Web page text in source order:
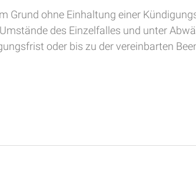
ohne Einhaltung einer
des Einzelfalles und unter
oder bis zu der vereinbarten